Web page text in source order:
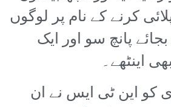
کرنے کے نام پر لوگوں
پانچ سو اور ایک
اینٹھے۔
جنوری کو این ٹی ایس نے ان